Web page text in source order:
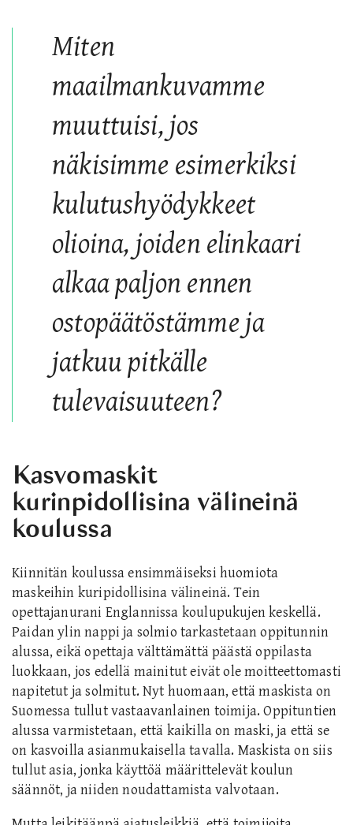
Miten
maailmankuvamme
muuttuisi, jos
näkisimme esimerkiksi
kulutushyödykkeet
olioina, joiden elinkaari
alkaa paljon ennen
ostopäätöstämme ja
jatkuu pitkälle
tulevaisuuteen?
Kasvomaskit
kurinpidollisina välineinä
koulussa
Kiinnitän koulussa ensimmäiseksi huomiota
maskeihin kuripidollisina välineinä. Tein
opettajanurani Englannissa koulupukujen keskellä.
Paidan ylin nappi ja solmio tarkastetaan oppitunnin
alussa, eikä opettaja välttämättä päästä oppilasta
luokkaan, jos edellä mainitut eivät ole moitteettomasti
napitetut ja solmitut. Nyt huomaan, että maskista on
Suomessa tullut vastaavanlainen toimija. Oppituntien
alussa varmistetaan, että kaikilla on maski, ja että se
on kasvoilla asianmukaisella tavalla. Maskista on siis
tullut asia, jonka käyttöä määrittelevät koulun
säännöt, ja niiden noudattamista valvotaan.